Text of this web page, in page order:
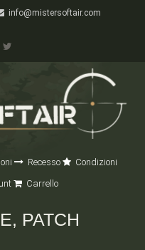
info@mistersoftair.com
Recesso
Condizioni
Carrello
PATCH